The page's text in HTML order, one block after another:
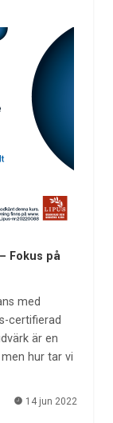
Fokus på
med
certifierad
är en
hur tar vi
14 jun 2022